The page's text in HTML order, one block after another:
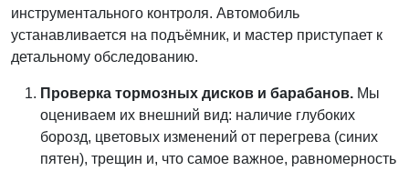
инструментального контроля. Автомобиль
устанавливается на подъёмник, и мастер приступает к
детальному обследованию.
Проверка тормозных дисков и барабанов. Мы
оцениваем их внешний вид: наличие глубоких
борозд, цветовых изменений от перегрева (синих
пятен), трещин и, что самое важное, равномерность